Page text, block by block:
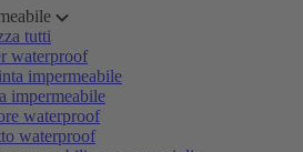
tutti
waterproof
impermeabile
impermeabile
waterproof
waterproof